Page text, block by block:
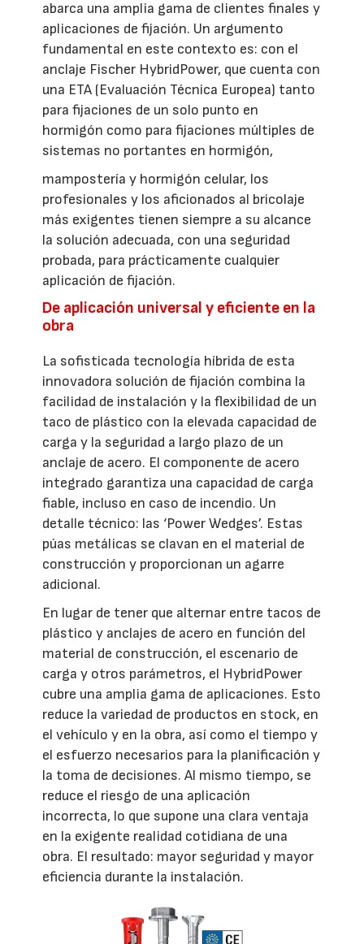
abarca una amplia gama de clientes finales y
aplicaciones de fijación. Un argumento
fundamental en este contexto es: con el
anclaje Fischer HybridPower, que cuenta con
una ETA (Evaluación Técnica Europea) tanto
para fijaciones de un solo punto en
hormigón como para fijaciones múltiples de
sistemas no portantes en hormigón,
mampostería y hormigón celular, los
profesionales y los aficionados al bricolaje
más exigentes tienen siempre a su alcance
la solución adecuada, con una seguridad
probada, para prácticamente cualquier
aplicación de fijación.
De aplicación universal y eficiente en la
obra
La sofisticada tecnología híbrida de esta
innovadora solución de fijación combina la
facilidad de instalación y la flexibilidad de un
taco de plástico con la elevada capacidad de
carga y la seguridad a largo plazo de un
anclaje de acero. El componente de acero
integrado garantiza una capacidad de carga
fiable, incluso en caso de incendio. Un
detalle técnico: las ‘Power Wedges’. Estas
púas metálicas se clavan en el material de
construcción y proporcionan un agarre
adicional.
En lugar de tener que alternar entre tacos de
plástico y anclajes de acero en función del
material de construcción, el escenario de
carga y otros parámetros, el HybridPower
cubre una amplia gama de aplicaciones. Esto
reduce la variedad de productos en stock, en
el vehículo y en la obra, así como el tiempo y
el esfuerzo necesarios para la planificación y
la toma de decisiones. Al mismo tiempo, se
reduce el riesgo de una aplicación
incorrecta, lo que supone una clara ventaja
en la exigente realidad cotidiana de una
obra. El resultado: mayor seguridad y mayor
eficiencia durante la instalación.